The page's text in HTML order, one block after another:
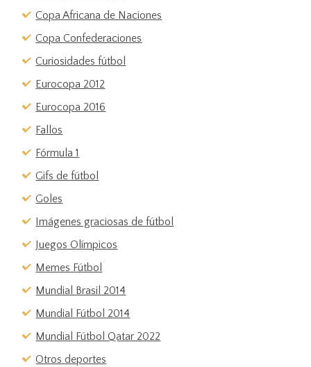
Copa Africana de Naciones
Copa Confederaciones
Curiosidades fútbol
Eurocopa 2012
Eurocopa 2016
Fallos
Fórmula 1
Gifs de fútbol
Goles
Imágenes graciosas de fútbol
Juegos Olímpicos
Memes Fútbol
Mundial Brasil 2014
Mundial Fútbol 2014
Mundial Fútbol Qatar 2022
Otros deportes